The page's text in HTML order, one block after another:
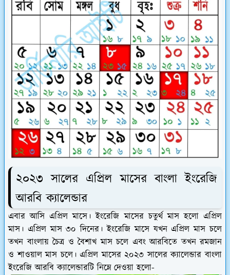
২০২৩ সালের এপ্রিল মাসের বাংলা ইংরেজি
আরবি ক্যালেন্ডার
এবার আসি এপ্রিল মাসে। ইংরেজি মাসের চতুর্থ মাস হলো এপ্রিল
মাস। এপ্রিল মাস ৩০ দিনের। ইংরেজি মাসে যখন এপ্রিল মাস চলে
তখন বাংলায় চৈত্র ও বৈশাখ মাস চলে এবং আরবিতে তখন রমজান
ও শাওয়াল মাস চলে। এপ্রিল মাসের ২০২৩ সালের ক্যালেন্ডার বাংলা
ইংরেজি আরবি ক্যালেন্ডারটি নিম্নে দেওয়া হলো-